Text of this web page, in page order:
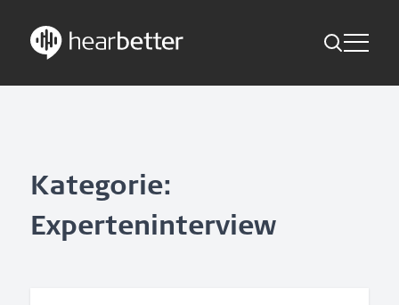
Toggle
Jetzt abonnieren
Kategorie:
Experteninterview